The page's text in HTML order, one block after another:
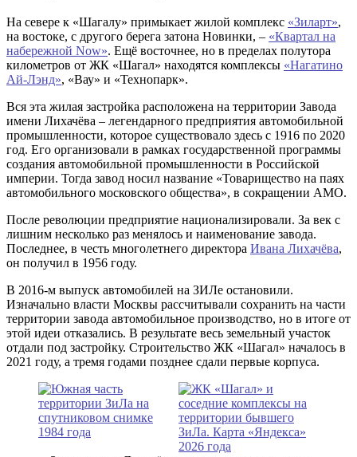
На севере к «Шагалу» примыкает жилой комплекс «Зиларт»,
на востоке, с другого берега затона Новинки, – «Квартал на
набережной Now». Ещё восточнее, но в пределах полутора
километров от ЖК «Шагал» находятся комплексы «Нагатино
Ай-Лэнд», «Вау» и «Технопарк».
Вся эта жилая застройка расположена на территории Завода
имени Лихачёва – легендарного предприятия автомобильной
промышленности, которое существовало здесь с 1916 по 2020
год. Его организовали в рамках государственной программы
создания автомобильной промышленности в Российской
империи. Тогда завод носил название «Товарищество на паях
автомобильного московского общества», в сокращении АМО.
После революции предприятие национализировали. За век с
лишним несколько раз менялось и наименование завода.
Последнее, в честь многолетнего директора Ивана Лихачёва,
он получил в 1956 году.
В 2016-м выпуск автомобилей на ЗИЛе остановили.
Изначально власти Москвы рассчитывали сохранить на части
территории завода автомобильное производство, но в итоге от
этой идеи отказались. В результате весь земельный участок
отдали под застройку. Строительство ЖК «Шагал» началось в
2021 году, а тремя годами позднее сдали первые корпуса.